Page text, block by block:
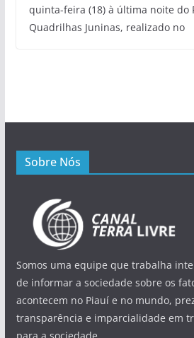
quinta-feira (18) à última noite do
Quadrilhas Juninas, realizado no
Sobre Nós
Somos uma equipe que trabalha
de informar a sociedade sobre os
acontecem no Piauí e no mundo,
transparência e imparcialidade em